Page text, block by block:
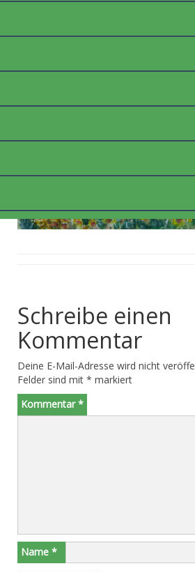
Schreibe einen
Kommentar
Deine E-Mail-Adresse wird nicht
Felder sind mit * markiert
Kommentar*
Name *